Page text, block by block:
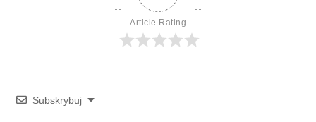
Article Rating
Subskrybuj